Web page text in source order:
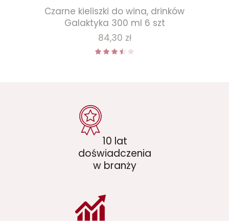
Czarne kieliszki do wina, drinków
Galaktyka 300 ml 6 szt
Cena
84,30 zł
10 lat
doświadczenia
w branży